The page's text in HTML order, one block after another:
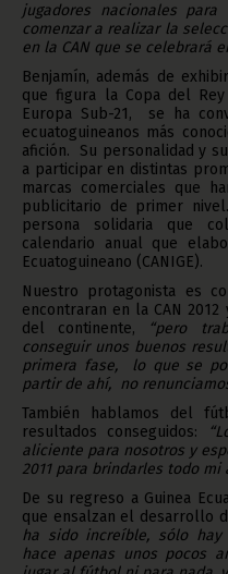
jugadores nacionales
comenzar a realizar la
en la CAN que se celebrará
Benjamín, además de
que figura la Copa del
Europa Sub-21, se ha
ecuatoguineanos más
afición. Su personalidad y
a participar en distintas
marcas comerciales que
publicitario de primer
persona solidaria que
calendario anual que
Ecuatoguineano (CANIGE).
Nuestro protagonista es
encontraran en la CAN
del continente,
“pero
conseguir unos buenos
primera fase, lo que se
partir de ahí, no
También hablamos del
resultados conseguidos:
aliciente para nosotros y
2011 para brindarles todo mi
De su regreso a Guinea
que ensalzan el desarrollo
ha sido increíble, sólo
hace apenas unos pocos